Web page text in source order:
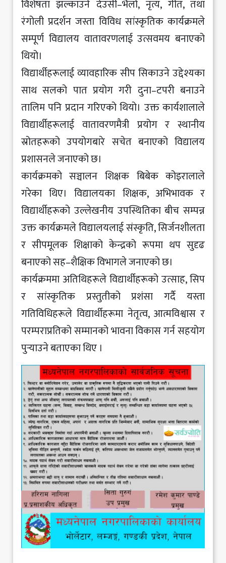
विशेषता झल्काउने देउसी–भैलो, नृत्य, गीत, तथा
रंगोली प्रदर्शन जस्ता विविध सांस्कृतिक कार्यक्रमले
सम्पूर्ण विद्यालय वातावरणलाई उत्सवमय बनाएको
थियो।
विद्यार्थीहरूलाई व्यावहारिक सीप सिकाउने उद्देश्यका
साथ सलको पात प्रयोग गरी दुना–टपरी बनाउने
तालिम पनि प्रदान गरिएको थियो। उक्त कार्यशालाले
विद्यार्थीहरूलाई वातावरणमैत्री प्रयोग र स्थानीय
स्रोतहरूको उपयोगबारे सचेत बनाएको विद्यालय
प्रशासनले जनाएको छ।
कार्यक्रमको सञ्चालन शिक्षक बिबेक कोइरालाले
गरेका थिए। विद्यालयका शिक्षक, अभिभावक र
विद्यार्थीहरूको उल्लेखनीय उपस्थितिका बीच सम्पन्न
उक्त कार्यक्रमले विद्यालयलाई संस्कृति, सिर्जनशीलता
र सीपमूलक शिक्षाको केन्द्रको रूपमा थप सुदृढ
बनाएको सह–शैक्षिक विभागले जनाएको छ।
कार्यक्रममा अतिथिहरूले विद्यार्थीहरूको उत्साह, सिप
र सांस्कृतिक प्रस्तुतीको प्रशंसा गर्दै यस्ता
गतिविधिहरूले विद्यार्थीहरूमा नेतृत्व, आत्मविश्वास र
परम्पराप्रतिको सम्मानको भावना विकास गर्न सहयोग
पुर्‍याउने बताएका थिए ।